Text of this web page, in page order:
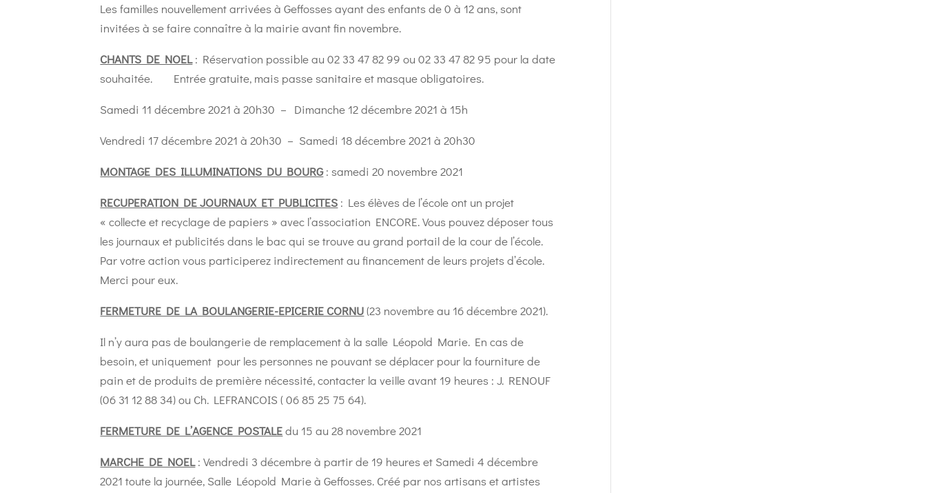
Les familles nouvellement arrivées à Geffosses ayant des enfants de 0 à 12 ans, sont
invitées à se faire connaître à la mairie avant fin novembre.
CHANTS DE NOEL: Réservation possible au 02 33 47 82 99 ou 02 33 47 82 95 pour la date
souhaitée. Entrée gratuite, mais passe sanitaire et masque obligatoires.
Samedi 11 décembre 2021 à 20h30 – Dimanche 12 décembre 2021 à 15h
Vendredi 17 décembre 2021 à 20h30 – Samedi 18 décembre 2021 à 20h30
MONTAGE DES ILLUMINATIONS DU BOURG: samedi 20 novembre 2021
RECUPERATION DE JOURNAUX ET PUBLICITES : Les élèves de l’école ont un projet
« collecte et recyclage de papiers » avec l’association ENCORE. Vous pouvez déposer tous
les journaux et publicités dans le bac qui se trouve au grand portail de la cour de l’école.
Par votre action vous participerez indirectement au financement de leurs projets d’école.
Merci pour eux.
FERMETURE DE LA BOULANGERIE-EPICERIE CORNU(23 novembre au 16 décembre 2021).
Il n’y aura pas de boulangerie de remplacement à la salle Léopold Marie. En cas de
besoin, et uniquement pour les personnes ne pouvant se déplacer pour la fourniture de
pain et de produits de première nécessité, contacter la veille avant 19 heures : J. RENOUF
(06 31 12 88 34) ou Ch. LEFRANCOIS ( 06 85 25 75 64).
FERMETURE DE L’AGENCE POSTALEdu 15 au 28 novembre 2021
MARCHE DE NOEL: Vendredi 3 décembre à partir de 19 heures et Samedi 4 décembre
2021 toute la journée, Salle Léopold Marie à Geffosses. Créé par nos artisans et artistes